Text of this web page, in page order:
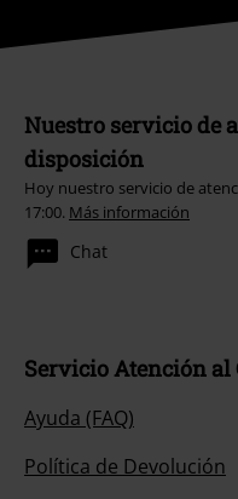
Nuestro servicio de
disposición
Hoy nuestro servicio de
17:00. Más información
Chat
Servicio Atención al
Ayuda (FAQ)
Política de Devolución